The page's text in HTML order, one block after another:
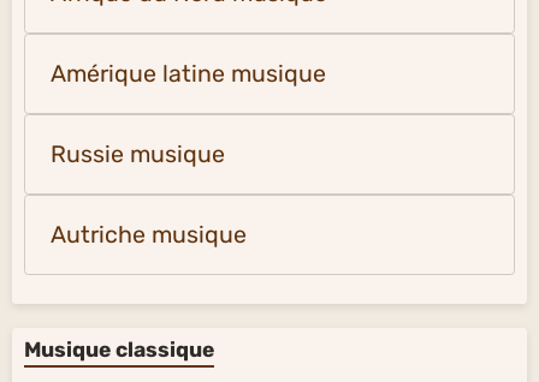
Amérique latine musique
Russie musique
Autriche musique
Musique classique